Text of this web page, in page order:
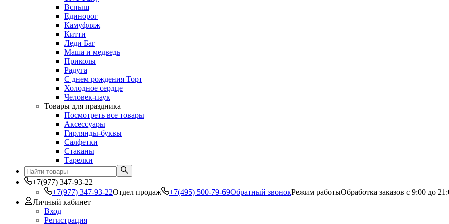
Вспыш
Единорог
Камуфляж
Китти
Леди Баг
Маша и медведь
Приколы
Радуга
С днем рождения Торт
Холодное сердце
Человек-паук
Товары для праздника
Посмотреть все товары
Аксессуары
Гирлянды-буквы
Салфетки
Стаканы
Тарелки
+7(977) 347-93-22
+7(977) 347-93-22Отдел продаж +7(495) 500-79-69Обратный звонокРежим работыОбработка заказов с 9:00 до
Личный кабинет
Вход
Регистрация